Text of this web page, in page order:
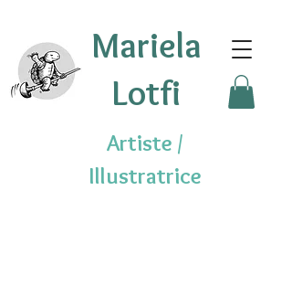
Mariela
Lotfi
Artiste /
Illustratrice